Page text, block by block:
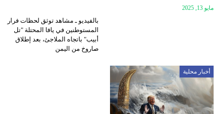
مايو 13, 2025
بالفيديو ـ مشاهد توثق لحظات فرار
المستوطنين في يافا المحتلة "تل
أبيب" باتجاه الملاجئ، بعد إطلاق
صاروخ من اليمن
أخبار محلية